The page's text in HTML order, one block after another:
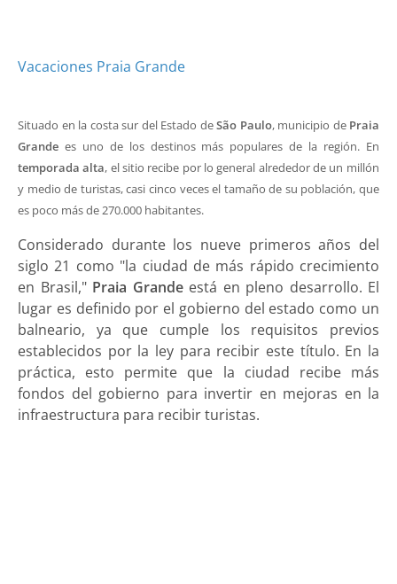
Vacaciones Praia Grande
Situado en la costa sur del Estado deSão Paulo, municipio de Praia
Grande es uno de los destinos más populares de la región. En
temporada alta, el sitio recibe por lo general alrededor de un millón
y medio de turistas, casi cinco veces el tamaño de su población, que
es poco más de 270.000 habitantes.
Considerado durante los nueve primeros años del
siglo 21 como "la ciudad de más rápido crecimiento
en Brasil," Praia Grandeestá en pleno desarrollo. El
lugar es definido por el gobierno del estado como un
balneario, ya que cumple los requisitos previos
establecidos por la ley para recibir este título. En la
práctica, esto permite que la ciudad recibe más
fondos del gobierno para invertir en mejoras en la
infraestructura para recibir turistas.